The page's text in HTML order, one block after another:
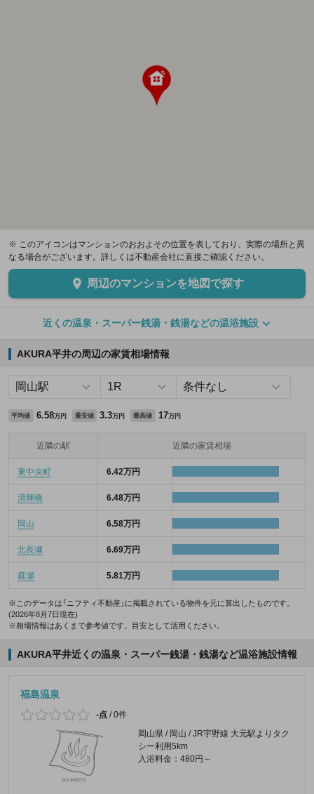
※ このアイコンはマンションのおおよその位置を表しており、実際の場所と異
なる場合がございます。詳しくは不動産会社に直接ご確認ください。
周辺のマンションを地図で探す
近くの温泉・スーパー銭湯・銭湯などの温浴施設
AKURA平井の周辺の家賃相場情報
平均値 6.58万円 最安値 3.3万円 最高値 17万円
近隣の駅 近隣の家賃相場
東中央町 6.42万円
清輝橋 6.48万円
岡山 6.58万円
北長瀬 6.69万円
庭瀬 5.81万円
※このデータは「ニフティ不動産」に掲載されている物件を元に算出したものです。
(2026年8月7日現在)
※相場情報はあくまで参考値です。目安として活用ください。
AKURA平井近くの温泉・スーパー銭湯・銭湯など温浴施設情報
福島温泉
-点 /0件
岡山県 / 岡山 / JR宇野線 大元駅よりタク
シー利用5km
入浴料金：480円～